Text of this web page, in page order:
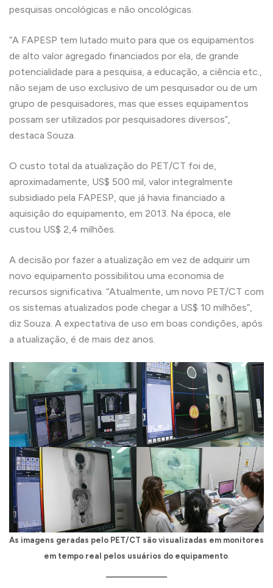
pesquisas oncológicas e não oncológicas.
“A FAPESP tem lutado muito para que os equipamentos
de alto valor agregado financiados por ela, de grande
potencialidade para a pesquisa, a educação, a ciência etc.,
não sejam de uso exclusivo de um pesquisador ou de um
grupo de pesquisadores, mas que esses equipamentos
possam ser utilizados por pesquisadores diversos”,
destaca Souza.
O custo total da atualização do PET/CT foi de,
aproximadamente, US$ 500 mil, valor integralmente
subsidiado pela FAPESP, que já havia financiado a
aquisição do equipamento, em 2013. Na época, ele
custou US$ 2,4 milhões.
A decisão por fazer a atualização em vez de adquirir um
novo equipamento possibilitou uma economia de
recursos significativa. “Atualmente, um novo PET/CT com
os sistemas atualizados pode chegar a US$ 10 milhões”,
diz Souza. A expectativa de uso em boas condições, após
a atualização, é de mais dez anos.
As imagens geradas pelo PET/CT são visualizadas em monitores
em tempo real pelos usuários do equipamento.